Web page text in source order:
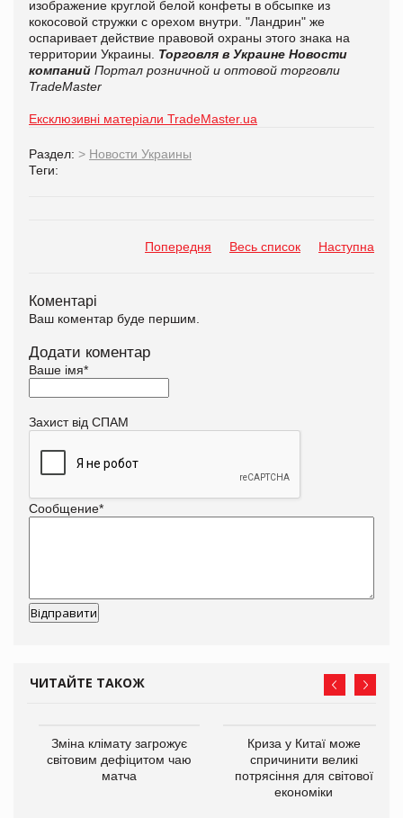
изображение круглой белой конфеты в обсыпке из
кокосовой стружки с орехом внутри. "Ландрин" же
оспаривает действие правовой охраны этого знака на
территории Украины. Торговля в Украине Новости
компаний Портал розничной и оптовой торговли
TradeMaster
Ексклюзивні матеріали TradeMaster.ua
Раздел: > Новости Украины
Теги:
Попередня Весь список Наступна
Коментарі
Ваш коментар буде першим.
Додати коментар
Ваше імя*
Захист від СПАМ
Сообщение*
ЧИТАЙТЕ ТАКОЖ
Зміна клімату загрожує
світовим дефіцитом чаю
матча
Криза у Китаї може
спричинити великі
потрясіння для світової
економіки